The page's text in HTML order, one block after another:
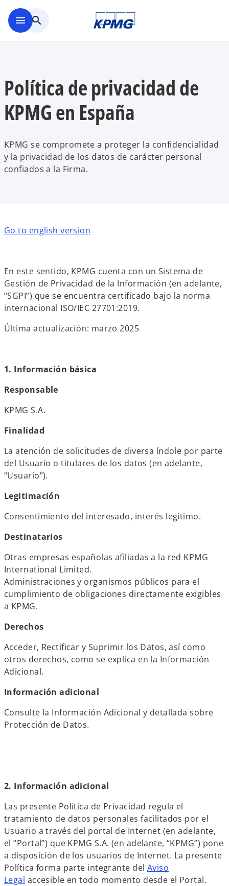
menu search
Política de privacidad de
KPMG en España
KPMG se compromete a proteger la confidencialidad
y la privacidad de los datos de carácter personal
confiados a la Firma.
Go to english version
En este sentido, KPMG cuenta con un Sistema de
Gestión de Privacidad de la Información (en adelante,
“SGPI”) que se encuentra certificado bajo la norma
internacional ISO/IEC 27701:2019.
Última actualización: marzo 2025
1. Información básica
Responsable
KPMG S.A.
Finalidad
La atención de solicitudes de diversa índole por parte
del Usuario o titulares de los datos (en adelante,
“Usuario”).
Legitimación
Consentimiento del interesado, interés legítimo.
Destinatarios
Otras empresas españolas afiliadas a la red KPMG
International Limited.
Administraciones y organismos públicos para el
cumplimiento de obligaciones directamente exigibles
a KPMG.
Derechos
Acceder, Rectificar y Suprimir los Datos, así como
otros derechos, como se explica en la Información
Adicional.
Información adicional
Consulte la Información Adicional y detallada sobre
Protección de Datos.
2. Información adicional
Las presente Política de Privacidad regula el
tratamiento de datos personales facilitados por el
Usuario a través del portal de Internet (en adelante,
el “Portal”) que KPMG S.A. (en adelante, “KPMG”) pone
a disposición de los usuarios de Internet. La presente
Política forma parte integrante del Aviso
Legal accesible en todo momento desde el Portal.